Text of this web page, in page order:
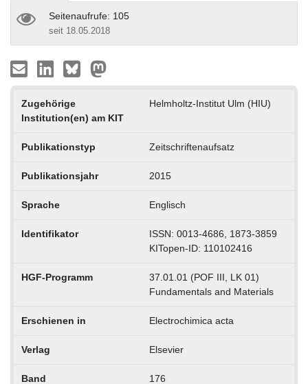
Seitenaufrufe: 105
seit 18.05.2018
Zugehörige
Institution(en) am KIT
Helmholtz-Institut Ulm (HIU)
Publikationstyp Zeitschriftenaufsatz
Publikationsjahr 2015
Sprache Englisch
Identifikator
ISSN: 0013-4686, 1873-3859
KITopen-ID: 110102416
HGF-Programm
37.01.01 (POF III, LK 01)
Fundamentals and Materials
Erschienen in Electrochimica acta
Verlag Elsevier
Band 176